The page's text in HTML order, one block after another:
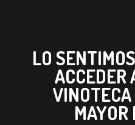
LO
ACCEDER
MAYOR